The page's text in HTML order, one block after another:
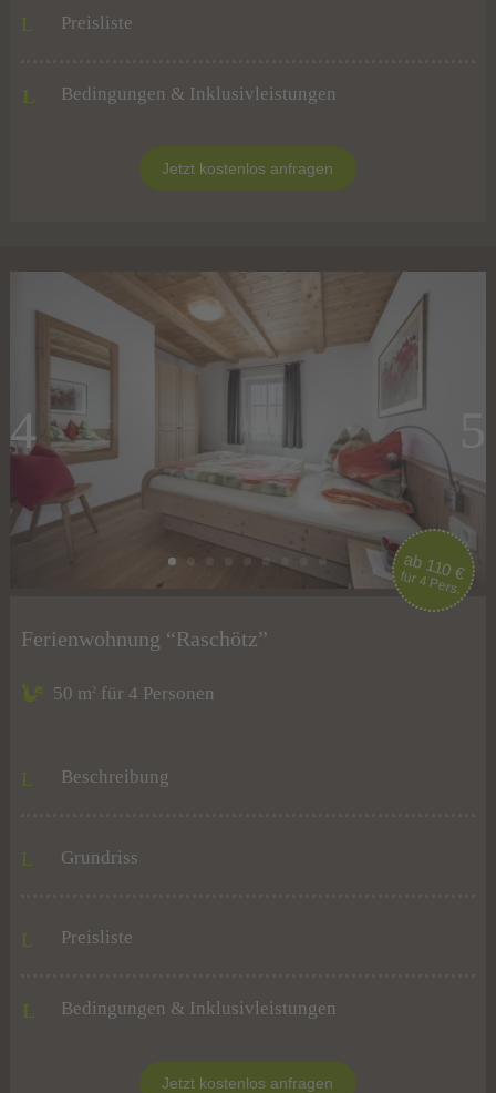
Preisliste
L Bedingungen & Inklusivleistungen
Jetzt kostenlos anfragen
Ferienwohnung “Raschötz”
50 m 2 für 4 Personen
ab 110 €
für 4 Pers.
Beschreibung
Grundriss
Preisliste
L Bedingungen & Inklusivleistungen
Jetzt kostenlos anfragen